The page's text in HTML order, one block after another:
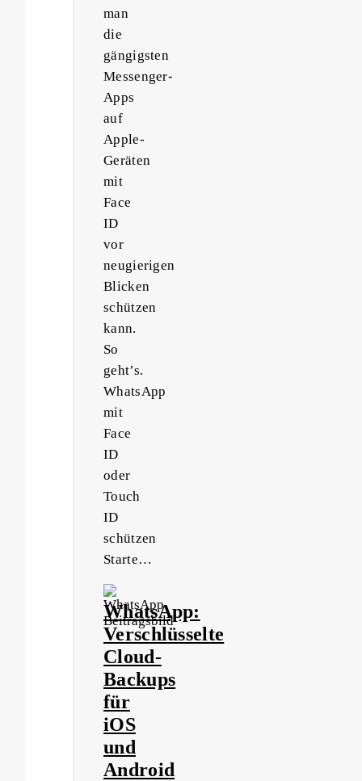
man
die
gängigsten
Messenger-
Apps
auf
Apple-
Geräten
mit
Face
ID
vor
neugierigen
Blicken
schützen
kann.
So
geht’s.
WhatsApp
mit
Face
ID
oder
Touch
ID
schützen
Starte…
WhatsApp:
Verschlüsselte
Cloud-
Backups
für
iOS
und
Android